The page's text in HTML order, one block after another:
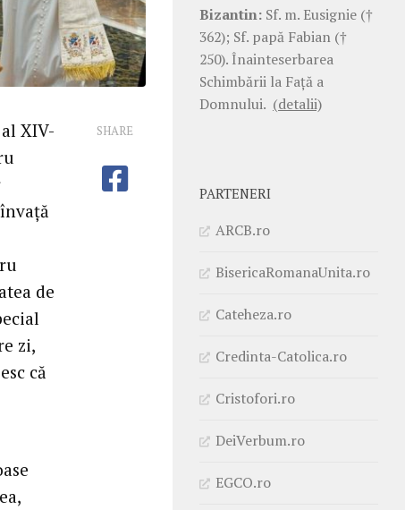
XIV-
de
zi,
că
SHARE
Bizantin: Sf. m. Eusignie (†
362); Sf. papă Fabian (†
250). Înainteserbarea
Schimbării la Faţă a
Domnului. (detalii)
PARTENERI
ARCB.ro
BisericaRomanaUnita.ro
Cateheza.ro
Credinta-Catolica.ro
Cristofori.ro
DeiVerbum.ro
EGCO.ro